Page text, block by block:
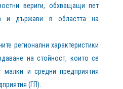
вериги, обхващащи пет
и държави в областта на
регионални характеристики
на стойност, които се
малки и средни предприятия
(ГП).